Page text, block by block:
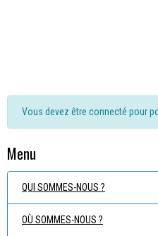
Vous devez être connecté pour
Menu
QUI SOMMES-NOUS ?
OÙ SOMMES-NOUS ?